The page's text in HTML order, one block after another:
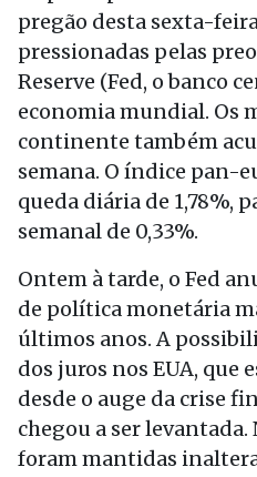
pregão desta sexta-
pressionadas pelas
Reserve (Fed, o banco
economia mundial. Os
continente também
semana. O índice pan-
queda diária de 1,78%,
semanal de 0,33%.
Ontem à tarde, o Fed
de política monetária
últimos anos. A
dos juros nos EUA, que
desde o auge da crise
chegou a ser
foram mantidas